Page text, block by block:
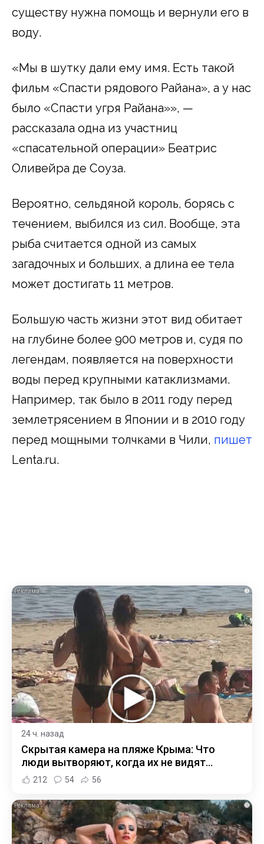
существу нужна помощь и вернули его в
воду.
«Мы в шутку дали ему имя. Есть такой
фильм «Спасти рядового Райана», а у нас
было «Спасти угря Райана»», —
рассказала одна из участниц
«спасательной операции» Беатрис
Оливейра де Соуза.
Вероятно, сельдяной король, борясь с
течением, выбился из сил. Вообще, эта
рыба считается одной из самых
загадочных и больших, а длина ее тела
может достигать 11 метров.
Большую часть жизни этот вид обитает
на глубине более 900 метров и, судя по
легендам, появляется на поверхности
воды перед крупными катаклизмами.
Например, так было в 2011 году перед
землетрясением в Японии и в 2010 году
перед мощными толчками в Чили, пишет
Lenta.ru.
i
24 ч. назад
Скрытая камера на пляже Крыма: Что
люди вытворяют, когда их не видят...
212 54 56
i